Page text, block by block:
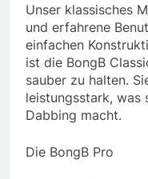
Unser klassisches
und erfahrene
einfachen
ist die BongB
sauber zu halten.
leistungsstark, was
Dabbing macht.
Die BongB Pro